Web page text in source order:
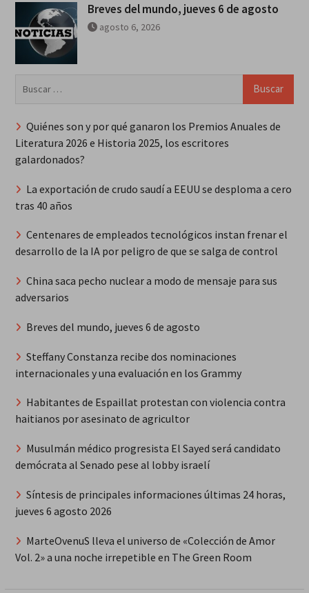
Breves del mundo, jueves 6 de agosto
agosto 6, 2026
Quiénes son y por qué ganaron los Premios Anuales de
Literatura 2026 e Historia 2025, los escritores
galardonados?
La exportación de crudo saudí a EEUU se desploma a cero
tras 40 años
Centenares de empleados tecnológicos instan frenar el
desarrollo de la IA por peligro de que se salga de control
China saca pecho nuclear a modo de mensaje para sus
adversarios
Breves del mundo, jueves 6 de agosto
Steffany Constanza recibe dos nominaciones
internacionales y una evaluación en los Grammy
Habitantes de Espaillat protestan con violencia contra
haitianos por asesinato de agricultor
Musulmán médico progresista El Sayed será candidato
demócrata al Senado pese al lobby israelí
Síntesis de principales informaciones últimas 24 horas,
jueves 6 agosto 2026
MarteOvenuS lleva el universo de «Colección de Amor
Vol. 2» a una noche irrepetible en The Green Room